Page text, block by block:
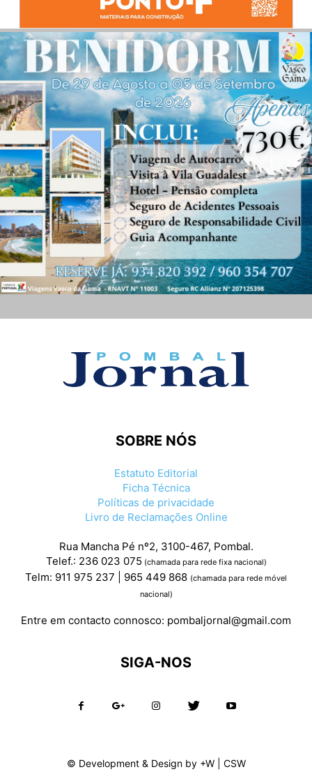
SOBRE NÓS
Estatuto Editorial
Ficha Técnica
Políticas de privacidade
Livro de Reclamações Online
Rua Mancha Pé nº2, 3100-467, Pombal.
Telef.: 236 023 075 (chamada para rede fixa nacional)
Telm: 911 975 237 | 965 449 868 (chamada para rede móvel
nacional)
Entre em contacto connosco: pombaljornal@gmail.com
SIGA-NOS
© Development & Design by +W| CSW